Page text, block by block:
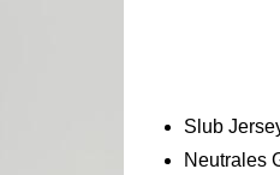
Slub
Neutrales